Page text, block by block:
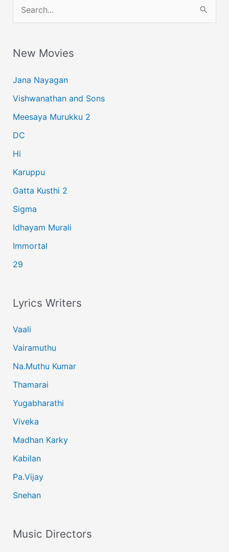
e
r
h
f
o
r
:
New Movies
Jana Nayagan
Vishwanathan and Sons
Meesaya Murukku 2
DC
Hi
Karuppu
Gatta Kusthi 2
Sigma
Idhayam Murali
Immortal
29
Lyrics Writers
Vaali
Vairamuthu
Na.Muthu Kumar
Thamarai
Yugabharathi
Viveka
Madhan Karky
Kabilan
Pa.Vijay
Snehan
Music Directors